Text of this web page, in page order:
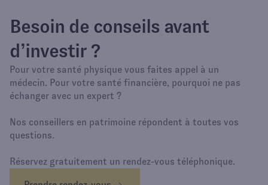
Besoin de conseils avant
d’investir ?
Pour votre santé physique vous faites appel à un
médecin. Pour votre santé financière, pourquoi ne pas
échanger avec un expert ?
Nos conseillers en patrimoine répondent à toutes vos
questions.
Réservez gratuitement un rendez-vous téléphonique.